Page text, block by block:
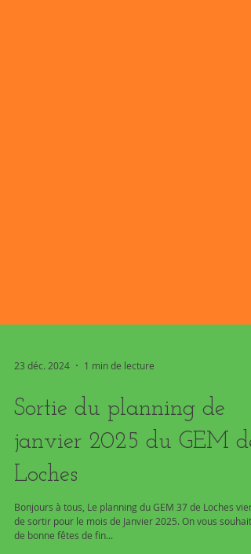
23 déc. 2024 1 min de lecture
Sortie du planning de
janvier 2025 du GEM de
Loches
Bonjours à tous, Le planning du GEM 37 de Loches vient